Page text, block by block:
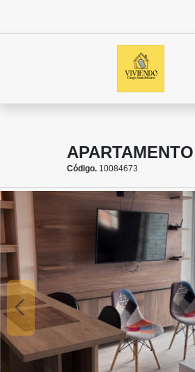
Código. 10084673